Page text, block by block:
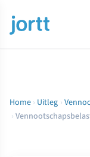
Home › Uitleg ›
›